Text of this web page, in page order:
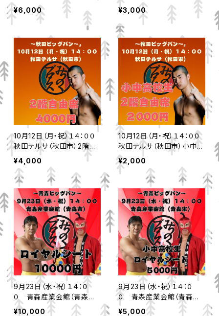
¥6,000
校生指定席
¥3,000
10月12日（月・祝）１４：００
秋田テルサ（秋田市）2階自
由席
¥4,000
10月12日（月・祝）１４：００
秋田テルサ（秋田市）小中高
校生2階自由席
¥2,000
9月23日（水・祝）１４：０
０ 青森産業会館（青森市）
ロイヤルシート
¥10,000
9月23日（水・祝）１４：０
０ 青森産業会館（青森市）
小中高校生ロイヤルシート
¥5,000